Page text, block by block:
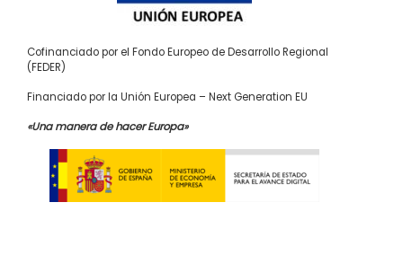
Cofinanciado por el Fondo Europeo de Desarrollo Regional
(FEDER)
Financiado por la Unión Europea – Next Generation EU
«Una manera de hacer Europa»